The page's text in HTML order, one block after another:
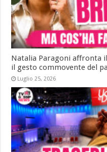
Natalia Paragoni affronta
il gesto commovente del
Luglio 25, 2026